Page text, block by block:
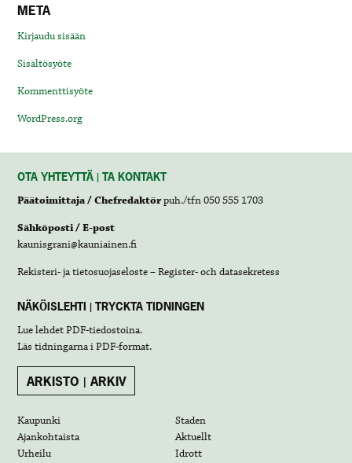
META
Kirjaudu sisään
Sisältösyöte
Kommenttisyöte
WordPress.org
OTA YHTEYTTÄ | TA KONTAKT
Päätoimittaja / Chefredaktörpuh./tfn 050 555 1703
Sähköposti / E-post
kaunisgrani@kauniainen.fi
Rekisteri- ja tietosuojaseloste – Register- och datasekretess
NÄKÖISLEHTI | TRYCKTA TIDNINGEN
Lue lehdetPDF-tiedostoina.
Läs tidningarna iPDF-format.
ARKISTO | ARKIV
Kaupunki
Staden
Ajankohtaista
Aktuellt
Urheilu
Idrott